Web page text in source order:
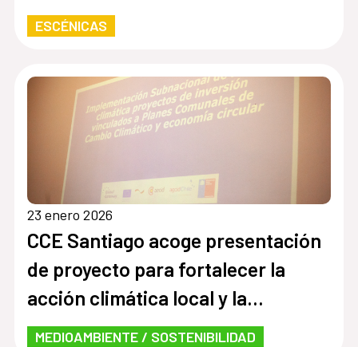
ESCÉNICAS
23 enero 2026
CCE Santiago acoge presentación
de proyecto para fortalecer la
acción climática local y la
economía circular
MEDIOAMBIENTE / SOSTENIBILIDAD